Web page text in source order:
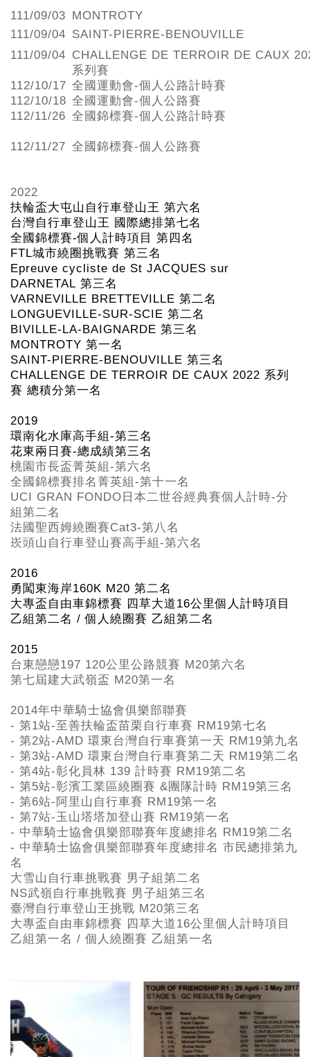
111/09/03
MONTROTY
111/09/04 SAINT-PIERRE-BENOUVILLE
111/09/04 CHALLENGE DE TERROIR DE CAUX
系列賽
112/10/17 全國運動會-個人公路計時賽
112/10/18 全國運動會-個人公路賽
112/11/26 全國錦標賽-個人公路計時賽
112/11/27 全國錦標賽-個人公路賽
2022
扶輪盃大屯山自行車登山王 第六名
台灣自行車登山王 國際總排第七名
全國錦標賽-個人計時項目 第四名
FTL城市繞圈挑戰賽 第三名
Epreuve cycliste de St JACQUES sur
DARNETAL 第三名
VARNEVILLE BRETTEVILLE 第二名
LONGUEVILLE-SUR-SCIE 第二名
BIVILLE-LA-BAIGNARDE 第三名
MONTROTY 第一名
SAINT-PIERRE-BENOUVILLE 第三名
CHALLENGE DE TERROIR DE CAUX 2022 系列
賽 總積分第一名
2019
環南化水庫高手組-第三名
花東兩日賽-總成績第三名
桃園市長盃菁英組-第六名
全國錦標賽排名菁英組-第十一名
UCI GRAN FONDO 日本二世谷經典賽個人計時-分
組第二名
法國聖西姆繞圈賽Cat3-第八名
崁頭山自行車登山賽高手組-第六名
2016
勇闖東海岸160K M20 第二名
大專盃自由車錦標賽 四草大道16公里個人計時項目
乙組第二名 /個人繞圈賽 乙組第二名
2015
台東戀戀197 120公里公路競賽 M20第六名
第七屆建大武嶺盃 M20第一名
2014年中華騎士協會俱樂部聯賽
- 第1站-至善扶輪盃苗栗自行車賽 RM19第七名
- 第2站-AMD 環東台灣自行車賽第一天 RM19第九名
- 第3站-AMD 環東台灣自行車賽第二天 RM19第二名
- 第4站-彰化員林 139 計時賽 RM19第二名
- 第5站-彰濱工業區繞圈賽 &團隊計時 RM19第三名
- 第6站-阿里山自行車賽 RM19第一名
- 第7站-玉山塔塔加登山賽 RM19第一名
- 中華騎士協會俱樂部聯賽年度總排名 RM19第二名
- 中華騎士協會俱樂部聯賽年度總排名 市民總排第九
名
大雪山自行車挑戰賽 男子組第二名
NS武嶺自行車挑戰賽 男子組第三名
臺灣自行車登山王挑戰 M20第三名
大專盃自由車錦標賽 四草大道16公里個人計時項目
乙組第一名 / 個人繞圈賽 乙組第一名